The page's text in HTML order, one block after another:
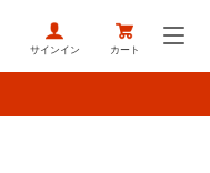
サインイン カート